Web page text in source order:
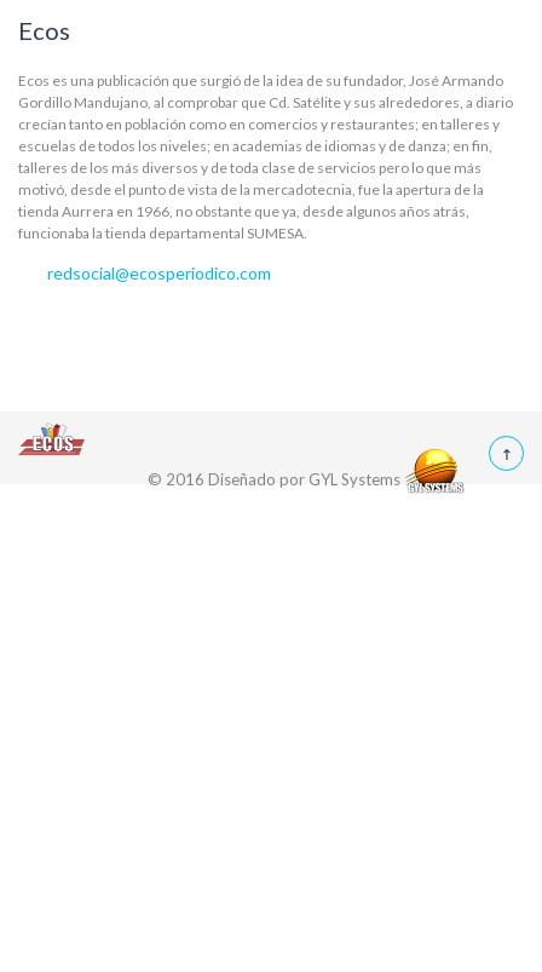
Ecos
Ecos es una publicación que surgió de la idea de su fundador, José Armando
Gordillo Mandujano, al comprobar que Cd. Satélite y sus alrededores, a diario
crecían tanto en población como en comercios y restaurantes; en talleres y
escuelas de todos los niveles; en academias de idiomas y de danza; en fin,
talleres de los más diversos y de toda clase de servicios pero lo que más
motivó, desde el punto de vista de la mercadotecnia, fue la apertura de la
tienda Aurrera en 1966, no obstante que ya, desde algunos años atrás,
funcionaba la tienda departamental SUMESA.
redsocial@ecosperiodico.com
© 2016 Diseñado porGYL Systems